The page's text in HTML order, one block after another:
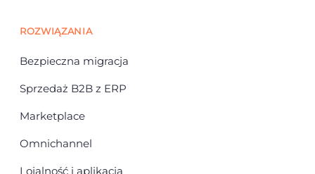
ROZWIĄZANIA
Bezpieczna migracja
Sprzedaż B2B z ERP
Marketplace
Omnichannel
Lojalność i aplikacja